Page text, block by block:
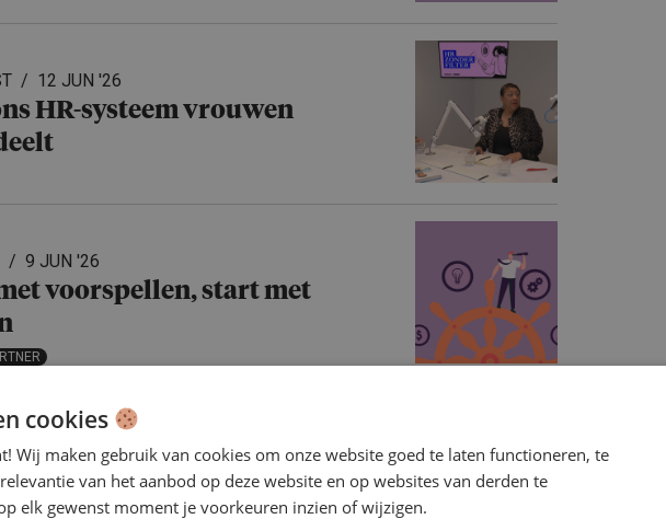
12 JUN '26
HR-systeem vrouwen
9 JUN '26
voorspellen, start met
Nee, onzekerheid
HR vooruit te kijken
cookies
Wij maken gebruik van cookies om onze website goed te laten functioneren, te
van het aanbod op deze website en op websites van derden te
elk gewenst moment je voorkeuren inzien of wijzigen.